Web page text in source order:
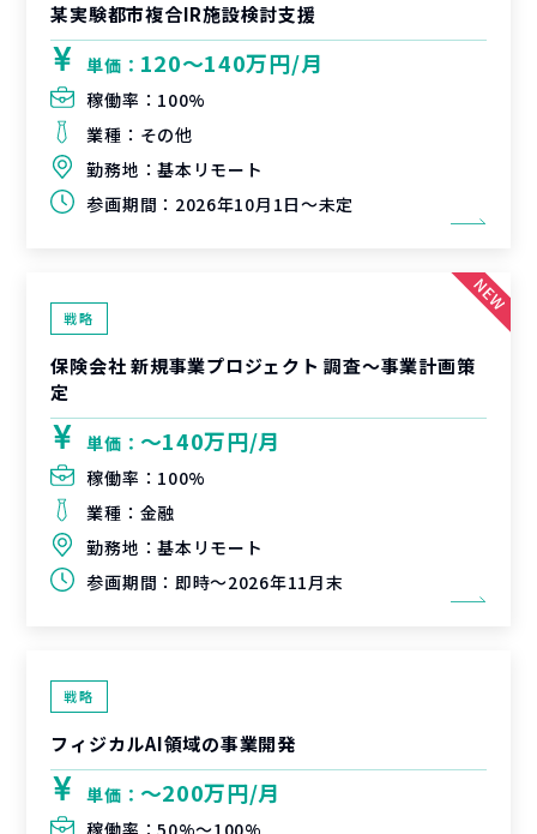
某実験都市複合IR施設検討支援
単価： 120〜140万円/月
稼働率： 100%
業種： その他
勤務地：基本リモート
参画期間： 2026年10月1日～未定
戦略
保険会社 新規事業プロジェクト 調査〜事業計画策
定
単価： 〜140万円/月
稼働率： 100%
業種： 金融
勤務地：基本リモート
参画期間： 即時～2026年11月末
戦略
フィジカルAI領域の事業開発
単価： 〜200万円/月
稼働率：50%〜100%